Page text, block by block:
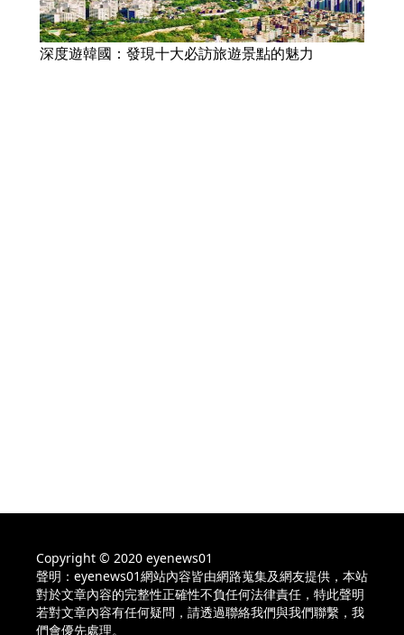
深度遊韓國：發現十大必訪旅遊景點的魅力
Copyright © 2020 eyenews01
聲明：eyenews01網站內容皆由網路蒐集及網友提供，本站
對於文章內容的完整性正確性不負任何法律責任，特此聲明
若對文章內容有任何疑問，請透過聯絡我們與我們聯繫，我
們會優先處理。